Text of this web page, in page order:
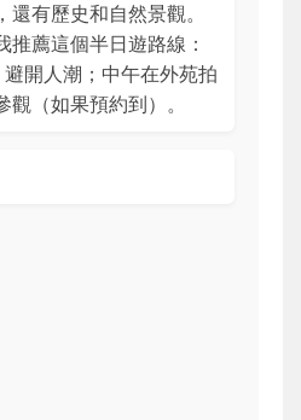
有歷史和自然景觀。
推薦這個半日遊路線：
開人潮；中午在外苑拍
（如果預約到）。